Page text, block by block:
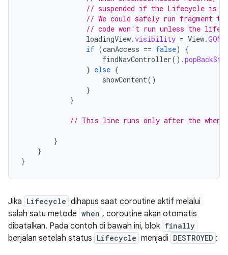
// suspended if the Lifecycle is
// We could safely run fragment
// code won't run unless the
loadingView.visibility = View.GONE
if (canAccess == false)
{
findNavController().
} else {
showContent()
}
}
// This line runs only after the
}
}
}
Jika Lifecycle dihapus saat coroutine aktif melalui
salah satu metode when , coroutine akan otomatis
dibatalkan. Pada contoh di bawah ini, blok finally
berjalan setelah status Lifecycle menjadi DESTROYED :